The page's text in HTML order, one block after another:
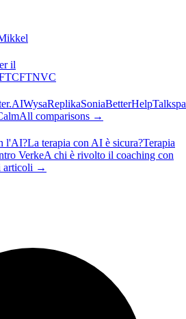
il
CFTNVC
WysaReplikaSoniaBetterHelp
All comparisons →
l'AI?La terapia con AI è sicura?Terapia
VerkeA chi è rivolto il coaching con
articoli →